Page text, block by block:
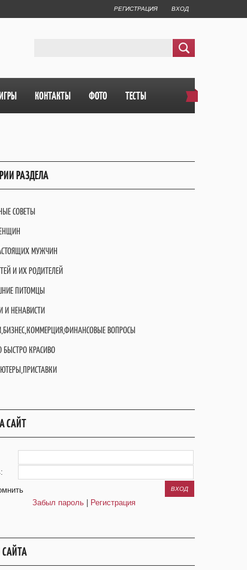
РЕГИСТРАЦИЯ ВХОД
КОНТАКТЫ ФОТО ТЕСТЫ
РАЗДЕЛА
СОВЕТЫ
МУЖЧИН
И ИХ РОДИТЕЛЕЙ
ПИТОМЦЫ
И НЕНАВИСТИ
ВОПРОСЫ
БЫСТРО КРАСИВО
САЙТ
Забыл пароль
Регистрация
САЙТА